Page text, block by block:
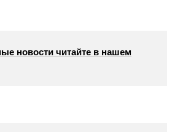
новости читайте в нашем